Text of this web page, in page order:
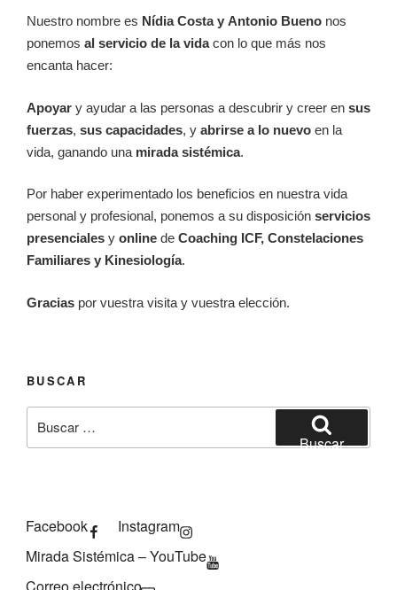
Nuestro nombre es Nídia Costa y Antonio Bueno nos
ponemos al servicio de la vidacon lo que más nos
encanta hacer:
Apoyar y ayudar a las personas a descubrir y creer en sus
fuerzas, sus capacidades, y abrirse a lo nuevo en la
vida, ganando una mirada sistémica.
Por haber experimentado los beneficios en nuestra vida
personal y profesional, ponemos a su disposición servicios
presenciales y online de Coaching ICF, Constelaciones
Familiares y Kinesiología.
Gracias por vuestra visita y vuestra elección.
BUSCAR
por:
Buscar
Facebook
Instagram
Mirada Sistémica – YouTube
Correo electrónico